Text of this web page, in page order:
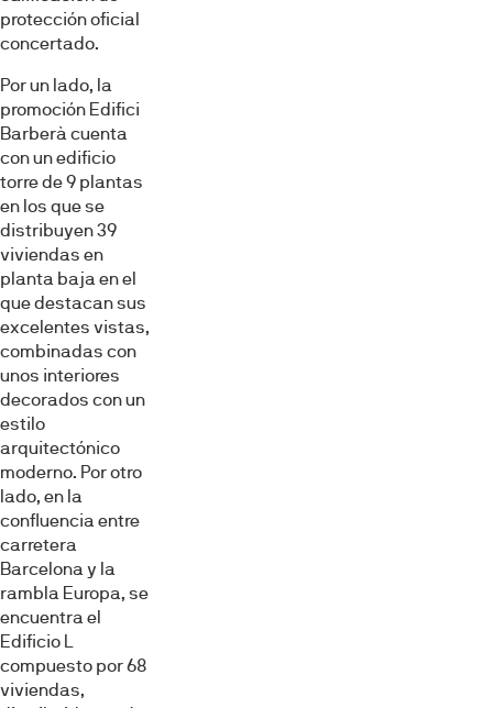
protección oficial
concertado.
Por un lado, la
promoción Edifici
Barberà cuenta
con un edificio
torre de 9 plantas
en los que se
distribuyen 39
viviendas en
planta baja en el
que destacan sus
excelentes vistas,
combinadas con
unos interiores
decorados con un
estilo
arquitectónico
moderno. Por otro
lado, en la
confluencia entre
carretera
Barcelona y la
rambla Europa, se
encuentra el
Edificio L
compuesto por 68
viviendas,